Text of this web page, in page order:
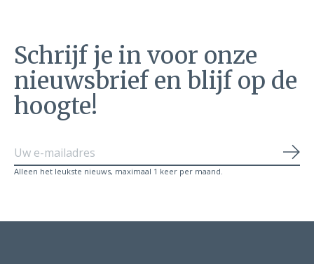
Schrijf je in voor onze
nieuwsbrief en blijf op de
hoogte!
Alleen het leukste nieuws, maximaal 1 keer per maand.